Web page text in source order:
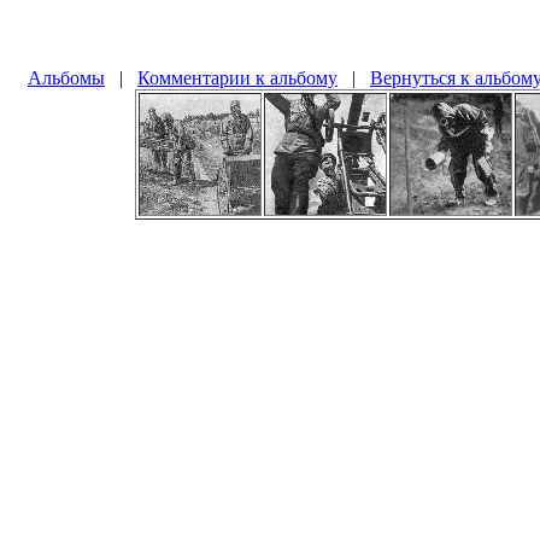
Альбомы | Комментарии к альбому | Вернуться к